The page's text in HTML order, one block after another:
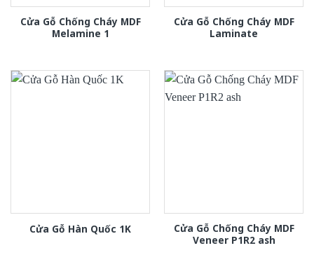
Cửa Gỗ Chống Cháy MDF
Melamine 1
Cửa Gỗ Chống Cháy MDF
Laminate
Cửa Gỗ Hàn Quốc 1K
Cửa Gỗ Chống Cháy MDF
Veneer P1R2 ash